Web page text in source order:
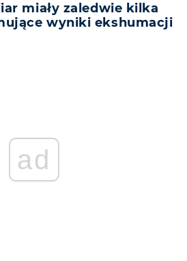
miały zaledwie kilka
wyniki ekshumacji
ad